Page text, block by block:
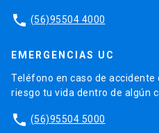
phone (56)95504 4000
EMERGENCIAS UC
Teléfono en caso de accidente
riesgo tu vida dentro de algún
phone (56)95504 5000